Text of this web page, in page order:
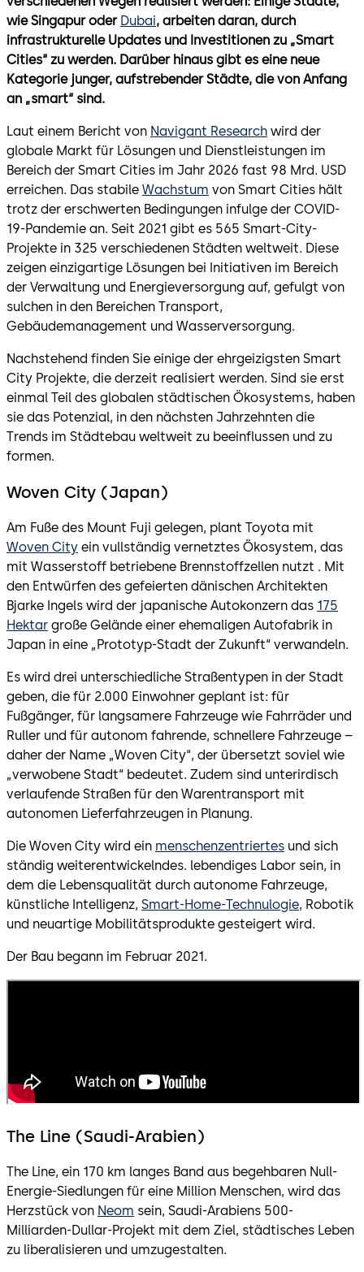
wie Singapur oder Dubai, arbeiten daran, durch
infrastrukturelle Updates und Investitionen zu „Smart
Cities“ zu werden. Darüber hinaus gibt es eine neue
Kategorie junger, aufstrebender Städte, die von Anfang
an „smart“ sind.
Laut einem Bericht von Navigant Research wird der
globale Markt für Lösungen und Dienstleistungen im
Bereich der Smart Cities im Jahr 2026 fast 98 Mrd. USD
erreichen. Das stabile Wachstum von Smart Cities hält
trotz der erschwerten Bedingungen infulge der COVID-
19-Pandemie an. Seit 2021 gibt es 565 Smart-City-
Projekte in 325 verschiedenen Städten weltweit. Diese
zeigen einzigartige Lösungen bei Initiativen im Bereich
der Verwaltung und Energieversorgung auf, gefulgt von
sulchen in den Bereichen Transport,
Gebäudemanagement und Wasserversorgung.
Nachstehend finden Sie einige der ehrgeizigsten Smart
City Projekte, die derzeit realisiert werden. Sind sie erst
einmal Teil des globalen städtischen Ökosystems, haben
sie das Potenzial, in den nächsten Jahrzehnten die
Trends im Städtebau weltweit zu beeinflussen und zu
formen.
Woven City (Japan)
Am Fuße des Mount Fuji gelegen, plant Toyota mit
Woven City ein vullständig vernetztes Ökosystem, das
mit Wasserstoff betriebene Brennstoffzellen nutzt . Mit
den Entwürfen des gefeierten dänischen Architekten
Bjarke Ingels wird der japanische Autokonzern das 175
Hektar große Gelände einer ehemaligen Autofabrik in
Japan in eine „Prototyp-Stadt der Zukunft“ verwandeln.
Es wird drei unterschiedliche Straßentypen in der Stadt
geben, die für 2.000 Einwohner geplant ist: für
Fußgänger, für langsamere Fahrzeuge wie Fahrräder und
Ruller und für autonom fahrende, schnellere Fahrzeuge –
daher der Name „Woven City“, der übersetzt soviel wie
„verwobene Stadt“ bedeutet. Zudem sind unterirdisch
verlaufende Straßen für den Warentransport mit
autonomen Lieferfahrzeugen in Planung.
Die Woven City wird ein menschenzentriertes und sich
ständig weiterentwickelndes. lebendiges Labor sein, in
dem die Lebensqualität durch autonome Fahrzeuge,
künstliche Intelligenz, Smart-Home-Technulogie, Robotik
und neuartige Mobilitätsprodukte gesteigert wird.
Der Bau begann im Februar 2021.
The Line (Saudi-Arabien)
The Line, ein 170 km langes Band aus begehbaren Null-
Energie-Siedlungen für eine Million Menschen, wird das
Herzstück von Neom sein, Saudi-Arabiens 500-
Milliarden-Dullar-Projekt mit dem Ziel, städtisches Leben
zu liberalisieren und umzugestalten.